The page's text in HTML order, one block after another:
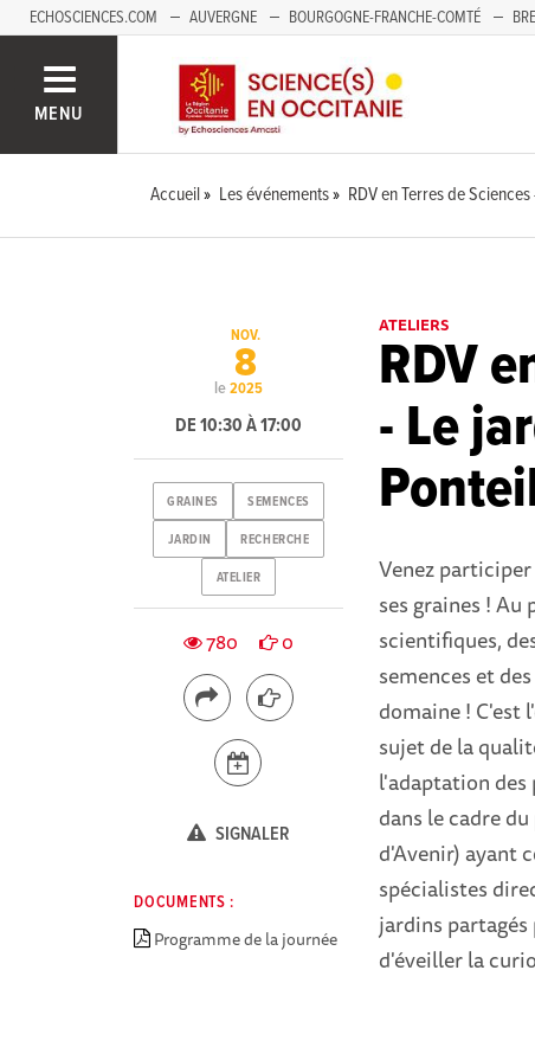
ECHOSCIENCES.COM AUVERGNE BOURGOGNE-FRANCHE-COMTÉ
MENU
Accueil Les événements RDV en Terres de
ATELIERS
RDV
- Le
Venez
ses graines !
scientifiques,
semences et
domaine ! C'est
sujet de la
l'adaptation des
dans le cadre
d'Avenir) ayant
spécialistes
jardins
d'éveiller la
le
NOV.
8
2025
DE 10:30 À 17:00
GRAINES SEMENCES
JARDIN RECHERCHE
ATELIER
780 0
SIGNALER
DOCUMENTS :
Programme de la journée